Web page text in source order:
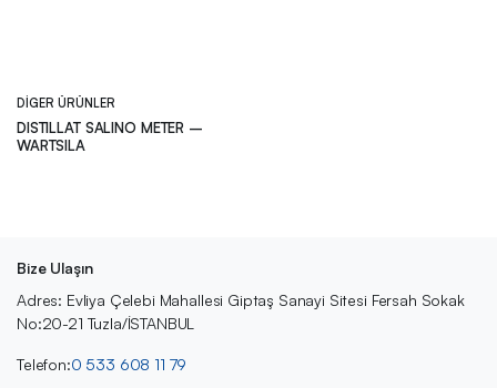
DIGER ÜRÜNLER
DISTILLAT SALINO METER –
WARTSILA
Bize Ulaşın
Adres: Evliya Çelebi Mahallesi Giptaş Sanayi Sitesi Fersah Sokak
No:20-21 Tuzla/İSTANBUL
Telefon:0 533 608 11 79